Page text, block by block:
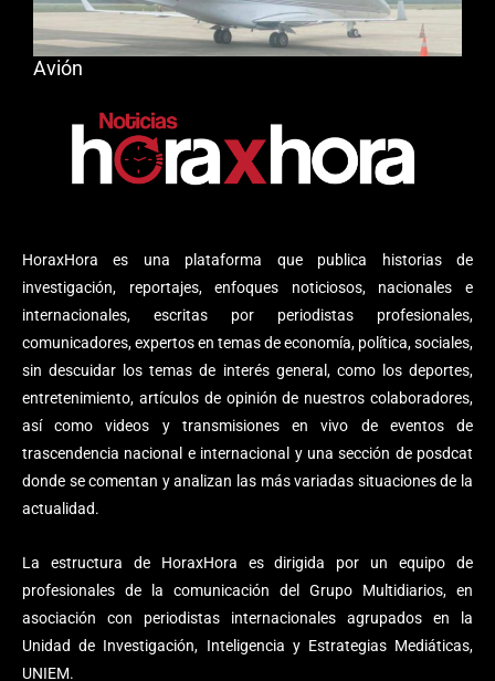
HoraxHora es una plataforma que publica historias de
investigación, reportajes, enfoques noticiosos, nacionales e
internacionales, escritas por periodistas profesionales,
comunicadores, expertos en temas de economía, política, sociales,
sin descuidar los temas de interés general, como los deportes,
entretenimiento, artículos de opinión de nuestros colaboradores,
así como videos y transmisiones en vivo de eventos de
trascendencia nacional e internacional y una sección de posdcat
donde se comentan y analizan las más variadas situaciones de la
actualidad.
La estructura de HoraxHora es dirigida por un equipo de
profesionales de la comunicación del Grupo Multidiarios, en
asociación con periodistas internacionales agrupados en la
Unidad de Investigación, Inteligencia y Estrategias Mediáticas,
UNIEM.
Avión